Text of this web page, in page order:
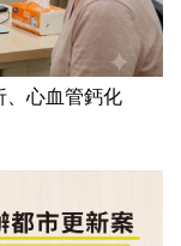
心血管鈣化